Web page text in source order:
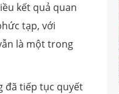
kết quả quan
tạp, với
là một trong
đã tiếp tục quyết